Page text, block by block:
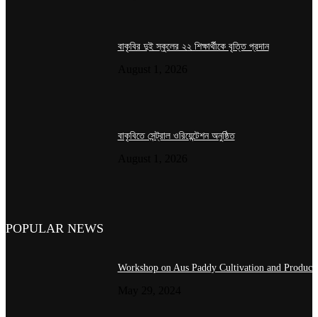
বাকৃবির দুই স্কুলের ২২ শিক্ষার্থীকে বৃত্তি প্রদান
বাকৃবিতে সেন্ট্রাল ওরিয়েন্টেশন অনুষ্ঠিত
POPULAR NEWS
Workshop on Aus Paddy Cultivation and